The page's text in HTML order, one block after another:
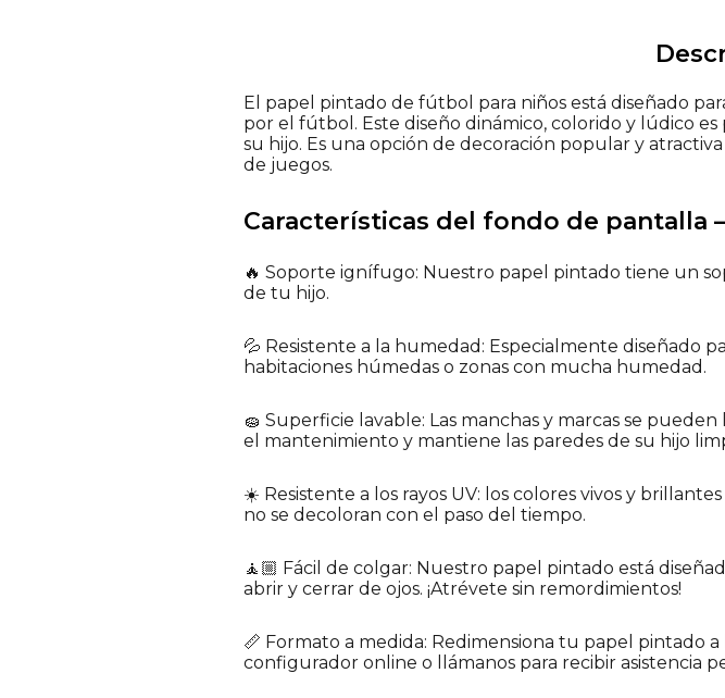
El papel pintado de fútbol para niños está diseñado
por el fútbol. Este diseño dinámico, colorido y lúdico
su hijo. Es una opción de decoración popular y
de juegos.
Características del fondo de pantalla
🔥 Soporte ignífugo: Nuestro papel pintado tiene un
de tu hijo.
💦 Resistente a la humedad: Especialmente diseñado
habitaciones húmedas o zonas con mucha humedad.
🧽 Superficie lavable: Las manchas y marcas se
el mantenimiento y mantiene las paredes de su hijo
☀️ Resistente a los rayos UV: los colores vivos y
no se decoloran con el paso del tiempo.
🧘🏼 Fácil de colgar: Nuestro papel pintado está
abrir y cerrar de ojos. ¡Atrévete sin remordimientos!
📏 Formato a medida: Redimensiona tu papel pintado
configurador online o llámanos para recibir asistencia